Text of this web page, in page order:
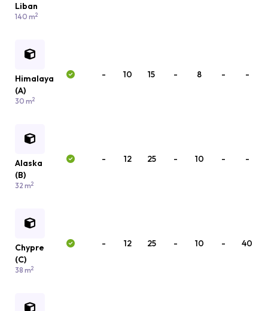
Liban
140 m2
Himalaya
(A)
30 m2
- 10 15 - 8 - -
Alaska
(B)
32 m2
- 12 25 - 10 - -
Chypre
(C)
38 m2
- 12 25 - 10 - 40